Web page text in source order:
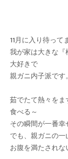
11月に入り待って
我が家は大きな
大好きで
親ガニ内子派です。
茹でたて熱々を
食べる～
その瞬間が一番
でも、親ガニの
お腹を満たされな